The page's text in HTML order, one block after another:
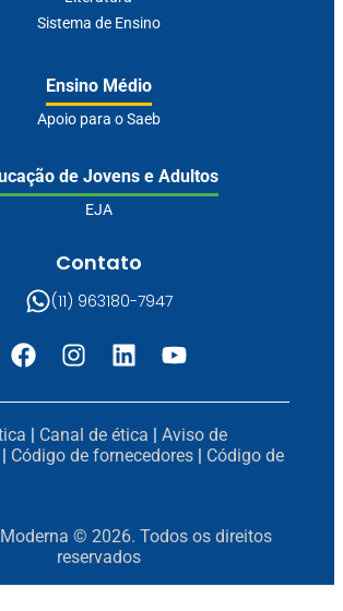
Sistema de Ensino
Ensino Médio
Apoio para o Saeb
de Jovens e Adultos
EJA
Contato
(11) 963180-7947
| Canal de ética |Aviso de
| Código de fornecedores | Código de
© 2026. Todos os direitos
reservados